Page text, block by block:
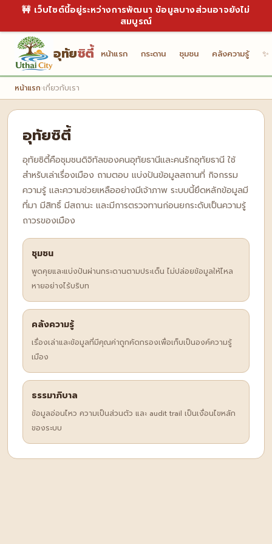
🚧 เว็บไซต์นี้อยู่ระหว่างการพัฒนา ข้อมูลบางส่วนอาจยังไม่
สมบูรณ์
อุทัยซิตี้ หน้าแรก กระดาน ชุมชน คลังความรู้
หน้าแรก›เกี่ยวกับเรา
อุทัยซิตี้
อุทัยซิตี้คือชุมชนดิจิทัลของคนอุทัยธานีและคนรักอุทัยธานี ใช้
สำหรับเล่าเรื่องเมือง ถามตอบ แบ่งปันข้อมูลสถานที่ กิจกรรม
ความรู้ และความช่วยเหลืออย่างมีเจ้าภาพ ระบบนี้ยึดหลักข้อมูลมี
ที่มา มีสิทธิ์ มีสถานะ และมีการตรวจทานก่อนยกระดับเป็นความรู้
ถาวรของเมือง
ชุมชน
พูดคุยและแบ่งปันผ่านกระดานตามประเด็น ไม่ปล่อยข้อมูลให้ไหล
หายอย่างไร้บริบท
คลังความรู้
เรื่องเล่าและข้อมูลที่มีคุณค่าถูกคัดกรองเพื่อเก็บเป็นองค์ความรู้
เมือง
ธรรมาภิบาล
ข้อมูลอ่อนไหว ความเป็นส่วนตัว และ audit trail เป็นเงื่อนไขหลัก
ของระบบ